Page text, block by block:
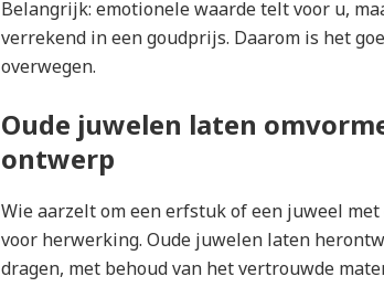
Belangrijk: emotionele waarde telt voor u,
verrekend in een goudprijs. Daarom is het
overwegen.
Oude juwelen laten
ontwerp
Wie aarzelt om een erfstuk of een juweel
voor herwerking. Oude juwelen laten
dragen, met behoud van het vertrouwde